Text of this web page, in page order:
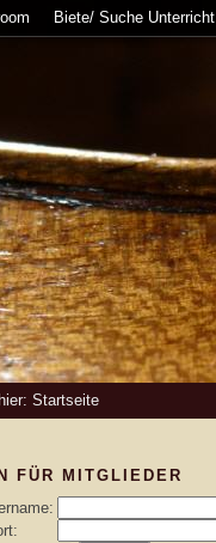
Biete/ Suche Unterricht
Startseite
FÜR MITGLIEDER